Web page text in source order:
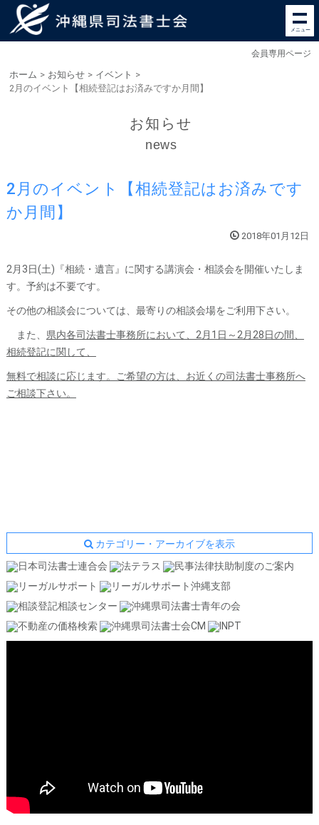
メニュー
会員専用ページ
ホーム > お知らせ > イベント >
2月のイベント【相続登記はお済みですか月間】
お知らせ
news
2月のイベント【相続登記はお済みです
か月間】
2018年01月12日
2月3日(土)『相続・遺言』に関する講演会・相談会を開催いたしま
す。予約は不要です。
その他の相談会については、最寄りの相談会場をご利用下さい。
また、 県内各司法書士事務所において、2月1日～2月28日の間、
相続登記に関して、
無料で相談に応じます。ご希望の方は、お近くの司法書士事務所へ
ご相談下さい。
カテゴリー・アーカイブを表示